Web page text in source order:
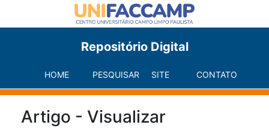
Repositório Digital
HOME PESQUISAR SITE CONTATO
Artigo - Visualizar